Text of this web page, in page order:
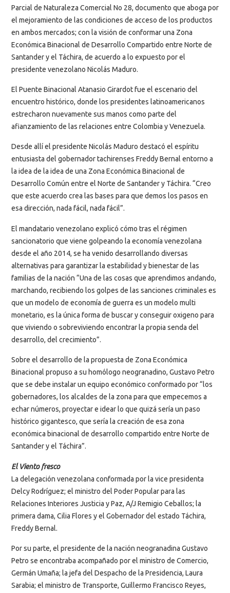
Parcial de Naturaleza Comercial No 28, documento que aboga por
el mejoramiento de las condiciones de acceso de los productos
en ambos mercados; con la visión de conformar una Zona
Económica Binacional de Desarrollo Compartido entre Norte de
Santander y el Táchira, de acuerdo a lo expuesto por el
presidente venezolano Nicolás Maduro.
El Puente Binacional Atanasio Girardot fue el escenario del
encuentro histórico, donde los presidentes latinoamericanos
estrecharon nuevamente sus manos como parte del
afianzamiento de las relaciones entre Colombia y Venezuela.
Desde allí el presidente Nicolás Maduro destacó el espíritu
entusiasta del gobernador tachirenses Freddy Bernal entorno a
la idea de la idea de una Zona Económica Binacional de
Desarrollo Común entre el Norte de Santander y Táchira. “Creo
que este acuerdo crea las bases para que demos los pasos en
esa dirección, nada fácil, nada fácil”.
El mandatario venezolano explicó cómo tras el régimen
sancionatorio que viene golpeando la economía venezolana
desde el año 2014, se ha venido desarrollando diversas
alternativas para garantizar la estabilidad y bienestar de las
familias de la nación “Una de las cosas que aprendimos andando,
marchando, recibiendo los golpes de las sanciones criminales es
que un modelo de economía de guerra es un modelo multi
monetario, es la única forma de buscar y conseguir oxigeno para
que viviendo o sobreviviendo encontrar la propia senda del
desarrollo, del crecimiento”.
Sobre el desarrollo de la propuesta de Zona Económica
Binacional propuso a su homólogo neogranadino, Gustavo Petro
que se debe instalar un equipo económico conformado por “los
gobernadores, los alcaldes de la zona para que empecemos a
echar números, proyectar e idear lo que quizá sería un paso
histórico gigantesco, que sería la creación de esa zona
económica binacional de desarrollo compartido entre Norte de
Santander y el Táchira”.
El Viento fresco
La delegación venezolana conformada por la vice presidenta
Delcy Rodríguez; el ministro del Poder Popular para las
Relaciones Interiores Justicia y Paz, A/J Remigio Ceballos; la
primera dama, Cilia Flores y el Gobernador del estado Táchira,
Freddy Bernal.
Por su parte, el presidente de la nación neogranadina Gustavo
Petro se encontraba acompañado por el ministro de Comercio,
Germán Umaña; la jefa del Despacho de la Presidencia, Laura
Sarabia; el ministro de Transporte, Guillermo Francisco Reyes,